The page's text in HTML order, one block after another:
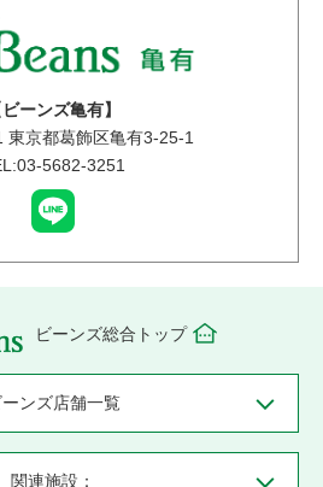
ビーンズ亀有】
東京都葛飾区亀有3-25-1
5682-3251
ビーンズ総合トップ
ーンズ店舗一覧
関連施設：